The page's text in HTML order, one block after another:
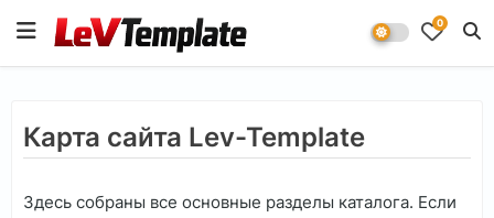
0
Карта сайта Lev-Template
Здесь собраны все основные разделы каталога. Если